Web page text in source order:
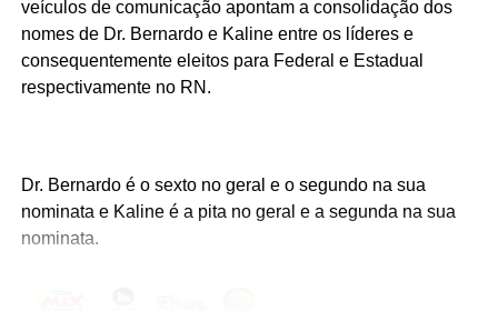
entre Estado, municípios e Governo Federal estão
recolocando a educação potiguar em um novo patamar.
veículos de comunicação apontam a consolidação dos
nomes de Dr. Bernardo e Kaline entre os líderes e
consequentemente eleitos para Federal e Estadual
respectivamente no RN.
Dr. Bernardo é o sexto no geral e o segundo na sua
nominata e Kaline é a pita no geral e a segunda na sua
nominata.